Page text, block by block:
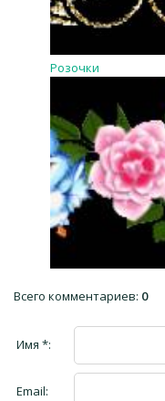
Розочки
Всего комментариев: 0
Имя *:
Email: